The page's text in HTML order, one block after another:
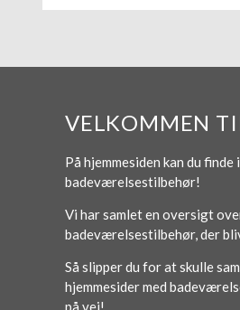
VELKOMMEN
På hjemmesiden kan du
badeværelsestilbehør!
Vi har samlet en oversigt
badeværelsestilbehør, der
Så slipper du for at skulle
hjemmesider med